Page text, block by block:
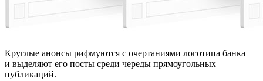
Круглые анонсы рифмуются с очертаниями логотипа банка
и выделяют его посты среди череды прямоугольных
публикаций.